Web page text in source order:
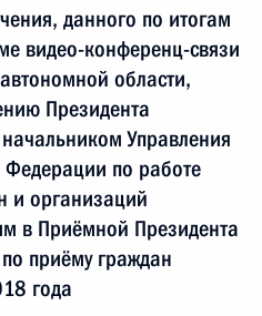
данного по итогам
видео-конференц-связи
области,
Президента
Управления
Федерации по работе
и организаций
в Приёмной Президента
приёму граждан
года